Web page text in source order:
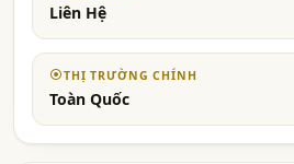
Liên Hệ
THỊ TRƯỜNG CHÍNH
Toàn Quốc